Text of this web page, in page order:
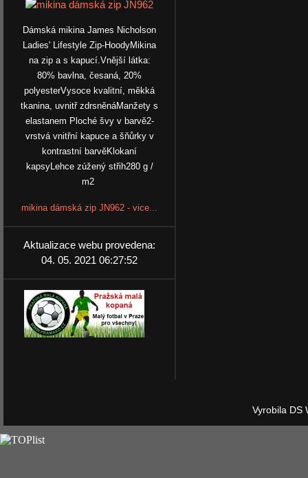
Dámská mikina James Nicholson
Ladies' Lifestyle Zip-HoodyMikina
na zip a s kapucí.Vnější látka:
80% bavlna, česaná, 20%
polyesterVysoce kvalitní, měkká
tkanina, uvnitř zdrsněnáManžety s
elastanem Ploché švy v barvě2-
vrstvá vnitřní kapuce a šňůrky v
kontrastní barvěKlokaní
kapsyLehce zúžený střih280 g /
m2
mikina dámská zip JN962 - vice...
Aktualizace webu provedena:
04. 05. 2021 06:27:52
Vyrobila DS